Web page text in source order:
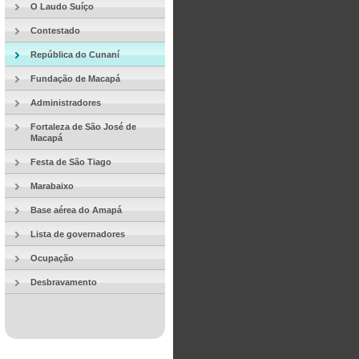
O Laudo Suíço
Contestado
República do Cunaní
Fundação de Macapá
Administradores
Fortaleza de São José de
Macapá
Festa de São Tiago
Marabaixo
Base aérea do Amapá
Lista de governadores
Ocupação
Desbravamento